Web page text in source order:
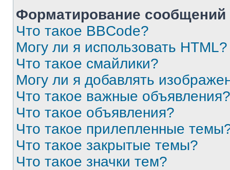
Форматирование
Что такое BBCode?
Могу ли я использовать HTML?
Что такое смайлики?
Могу ли я добавлять
Что такое важные объявления?
Что такое объявления?
Что такое прилепленные
Что такое закрытые темы?
Что такое значки тем?